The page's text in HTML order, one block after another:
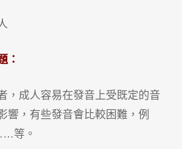
：
，成人容易在發音上受既定的音
響，有些發音會比較困難，例
等。